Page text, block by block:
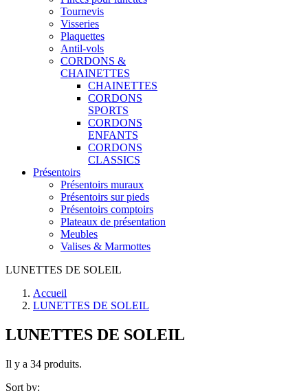
Tournevis
Visseries
Plaquettes
Antil-vols
CORDONS &
CHAINETTES
CHAINETTES
CORDONS
SPORTS
CORDONS
ENFANTS
CORDONS
CLASSICS
Présentoirs
Présentoirs muraux
Présentoirs sur pieds
Présentoirs comptoirs
Plateaux de présentation
Meubles
Valises & Marmottes
LUNETTES DE SOLEIL
Accueil
LUNETTES DE SOLEIL
LUNETTES DE SOLEIL
Il y a 34 produits.
Sort by: